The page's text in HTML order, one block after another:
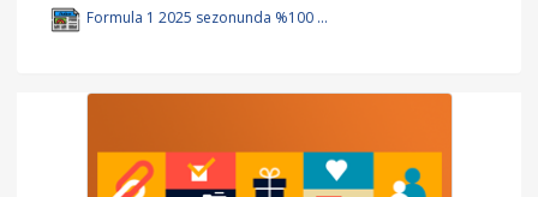
Formula 1 2025 sezonunda %100 ...